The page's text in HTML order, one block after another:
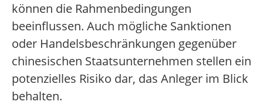
können die Rahmenbedingungen
beeinflussen. Auch mögliche Sanktionen
oder Handelsbeschränkungen gegenüber
chinesischen Staatsunternehmen stellen ein
potenzielles Risiko dar, das Anleger im Blick
behalten.